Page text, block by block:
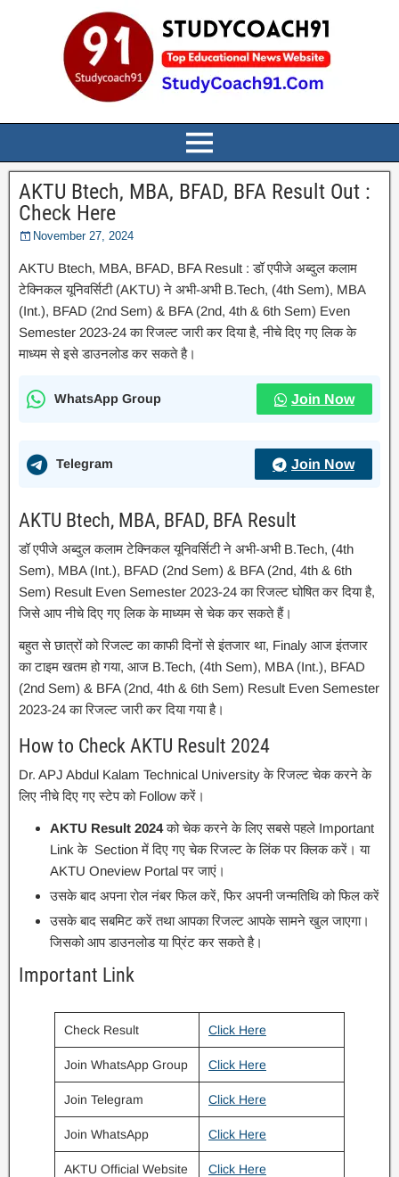
AKTU Btech, MBA, BFAD, BFA Result Out :
Check Here
November 27, 2024
AKTU Btech, MBA, BFAD, BFA Result : डॉ एपीजे अब्दुल कलाम
टेक्निकल यूनिवर्सिटी (AKTU) ने अभी-अभी B.Tech, (4th Sem), MBA
(Int.), BFAD (2nd Sem) & BFA (2nd, 4th & 6th Sem) Even
Semester 2023-24 का रिजल्ट जारी कर दिया है, नीचे दिए गए लिक के
माध्यम से इसे डाउनलोड कर सकते है।
WhatsApp Group Join Now
Telegram Join Now
AKTU Btech, MBA, BFAD, BFA Result
डॉ एपीजे अब्दुल कलाम टेक्निकल यूनिवर्सिटी ने अभी-अभी B.Tech, (4th
Sem), MBA (Int.), BFAD (2nd Sem) & BFA (2nd, 4th & 6th
Sem) Result Even Semester 2023-24 का रिजल्ट घोषित कर दिया है,
जिसे आप नीचे दिए गए लिक के माध्यम से चेक कर सकते हैं।
बहुत से छात्रों को रिजल्ट का काफी दिनों से इंतजार था, Finaly आज इंतजार
का टाइम खतम हो गया, आज B.Tech, (4th Sem), MBA (Int.), BFAD
(2nd Sem) & BFA (2nd, 4th & 6th Sem) Result Even Semester
2023-24 का रिजल्ट जारी कर दिया गया है।
How to Check AKTU Result 2024
Dr. APJ Abdul Kalam Technical University के रिजल्ट चेक करने के
लिए नीचे दिए गए स्टेप को Follow करें।
AKTU Result 2024को चेक करने के लिए सबसे पहले Important
Link के Section में दिए गए चेक रिजल्ट के लिंक पर क्लिक करें। या
AKTU Oneview Portal पर जाएं।
उसके बाद अपना रोल नंबर फिल करें, फिर अपनी जन्मतिथि को फिल करें
उसके बाद सबमिट करें तथा आपका रिजल्ट आपके सामने खुल जाएगा।
जिसको आप डाउनलोड या प्रिंट कर सकते है।
Important Link
Check Result Click Here
Join WhatsApp Group Click Here
Join Telegram Click Here
Join WhatsApp Click Here
AKTU Official Website Click Here